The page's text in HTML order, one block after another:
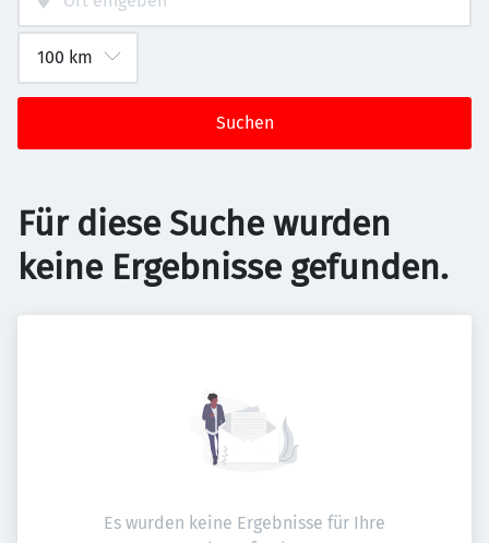
Suchen
Für diese Suche wurden
keine Ergebnisse gefunden.
Es wurden keine Ergebnisse für Ihre